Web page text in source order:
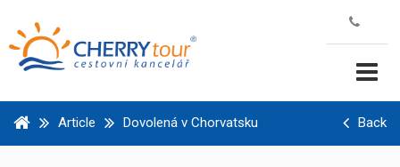
Article Dovolená v Chorvatsku Back